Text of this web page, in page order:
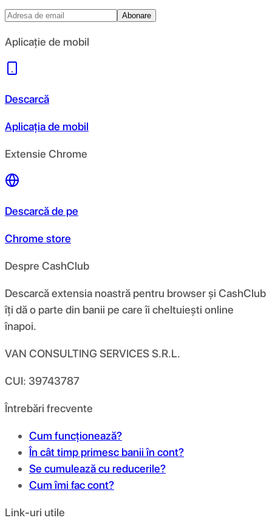
Abonare
Aplicație de mobil
Descarcă
Aplicația de mobil
Extensie Chrome
Descarcă de pe
Chrome store
Despre CashClub
Descarcă extensia noastră pentru browser și CashClub
îți dă o parte din banii pe care îi cheltuiești online
înapoi.
VAN CONSULTING SERVICES S.R.L.
CUI: 39743787
Întrebări frecvente
Cum funcționează?
În cât timp primesc banii în cont?
Se cumulează cu reducerile?
Cum îmi fac cont?
Link-uri utile